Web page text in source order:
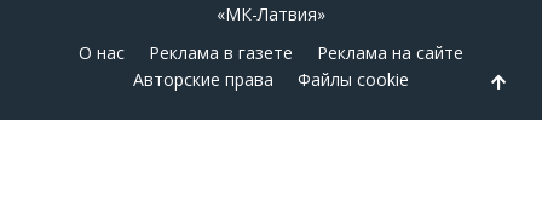
«МК-Латвия»
О нас
Реклама в газете
Реклама на сайте
Авторские права
Файлы cookie